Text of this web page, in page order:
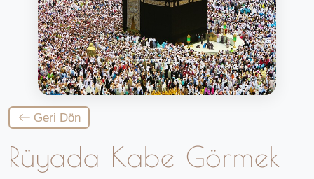
Geri Dön
Rüyada Kabe Görmek